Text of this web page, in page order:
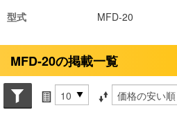
型式
MFD-20
MFD-20の掲載一覧
Search conditions
件数 並び替え条件